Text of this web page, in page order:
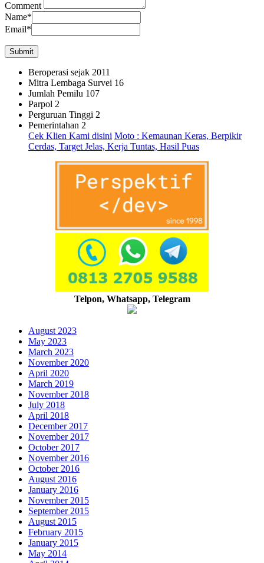
Comment
Name*
Email*
Beroperasi sejak 2011
Mitra Lembaga Survei 16
Jumlah Pemilu 107
Parpol 2
Perguruan Tinggi 2
Pemerintahan 2
Cek Klien Kami disini Moto : Kemaunan Keras, Berpikir
Cerdas, Target Jelas, Kerja Tuntas, Hasil Puas
Telpon, Whatsapp, Telegram
August 2023
May 2023
March 2023
November 2020
April 2020
March 2019
November 2018
July 2018
April 2018
December 2017
November 2017
October 2017
November 2016
October 2016
August 2016
January 2016
November 2015
September 2015
August 2015
February 2015
January 2015
May 2014